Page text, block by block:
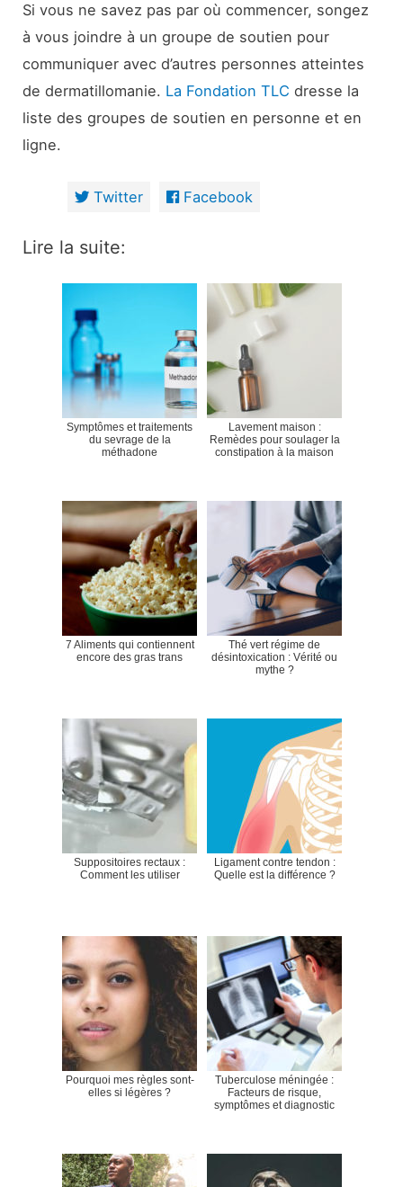
Si vous ne savez pas par où commencer, songez
à vous joindre à un groupe de soutien pour
communiquer avec d’autres personnes atteintes
de dermatillomanie. La Fondation TLC dresse la
liste des groupes de soutien en personne et en
ligne.
Twitter Facebook
Lire la suite:
Symptômes et traitements
du sevrage de la
méthadone
Lavement maison :
Remèdes pour soulager la
constipation à la maison
7 Aliments qui contiennent
encore des gras trans
Thé vert régime de
désintoxication : Vérité ou
mythe ?
Suppositoires rectaux :
Comment les utiliser
Ligament contre tendon :
Quelle est la différence ?
Pourquoi mes règles sont-
elles si légères ?
Tuberculose méningée :
Facteurs de risque,
symptômes et diagnostic